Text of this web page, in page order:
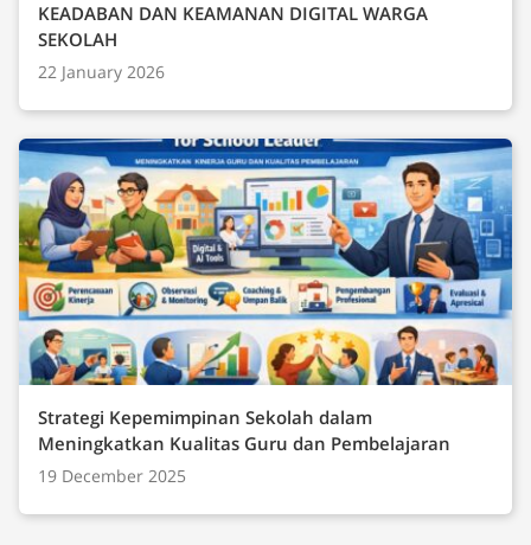
KEADABAN DAN KEAMANAN DIGITAL WARGA
SEKOLAH
22 January 2026
Strategi Kepemimpinan Sekolah dalam
Meningkatkan Kualitas Guru dan Pembelajaran
19 December 2025